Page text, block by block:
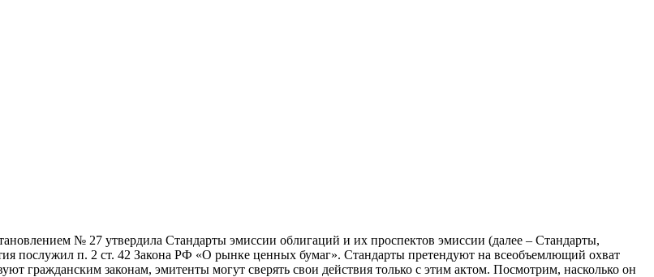
№ 27 утвердила Стандарты эмиссии облигаций и их проспектов эмиссии (далее – Стандарты,
послужил п. 2 ст. 42 Закона РФ «О рынке ценных бумаг». Стандарты претендуют на всеобъемлющий охват
гражданским законам, эмитенты могут сверять свои действия только с этим актом. Посмотрим, насколько он